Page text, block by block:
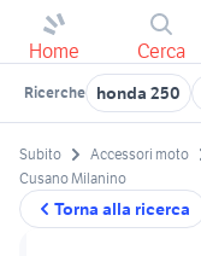
Home Cerca
Ricerche honda 250
Torna alla ricerca
Subito Accessori moto
Cusano Milanino